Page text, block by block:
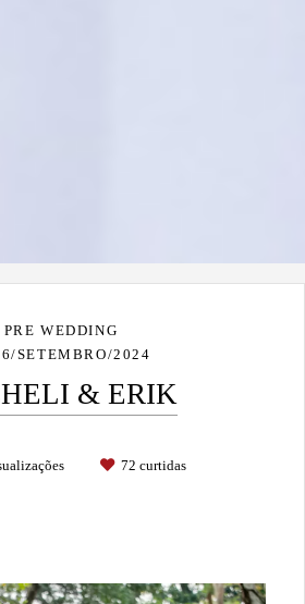
PRE WEDDING
SETEMBRO/2024
& ERIK
72 curtidas